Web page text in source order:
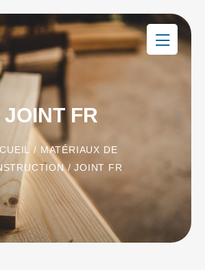
JOINT FR
/ MATÉRIAUX DE
/ JOINT FR